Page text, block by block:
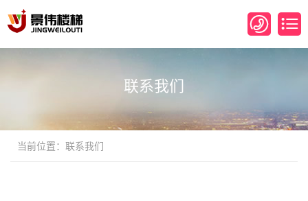
联系我们
当前位置：联系我们